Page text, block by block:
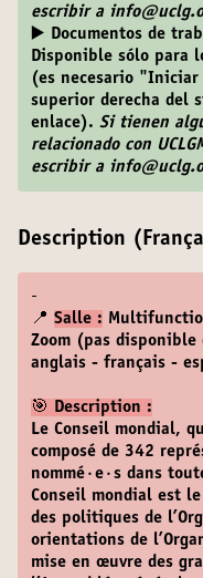
escribir a
▶️ Documentos de
Disponible sólo para
(es necesario
superior derecha del
enlace). Si tienen
relacionado con
escribir a
Description
-
📍 Salle :
Zoom (pas
anglais - français -
🎯 Description :
Le Conseil mondial,
composé de 342
nommé·e·s dans
Conseil mondial est
des politiques de
orientations de
mise en œuvre des